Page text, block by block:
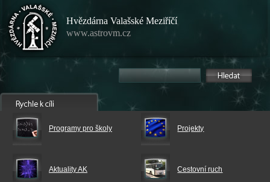
Hvězdárna Valašské Meziříčí
www.astrovm.cz
Programy pro školy Projekty
Aktuality AK Cestovní ruch